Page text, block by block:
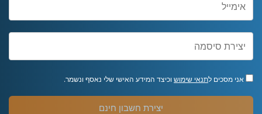
אני מסכים לתנאי שימוש וכיצד המידע האישי שלי נאסף ונשמר.
יצירת חשבון חינם